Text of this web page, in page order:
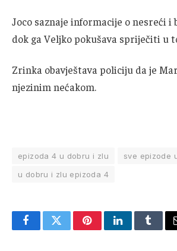
Joco saznaje informacije o nesreći i
dok ga Veljko pokušava spriječiti u
Zrinka obavještava policiju da je
njezinim nećakom.
epizoda 4 u dobru i zlu
sve epizode
u dobru i zlu epizoda 4
FacebookTwitterPinterestLinkedIn